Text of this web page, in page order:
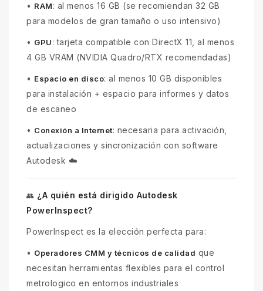
• RAM: al menos 16 GB (se recomiendan 32 GB
para modelos de gran tamaño o uso intensivo)
• GPU: tarjeta compatible con DirectX 11, al menos
4 GB VRAM (NVIDIA Quadro/RTX recomendadas)
• Espacio en disco: al menos 10 GB disponibles
para instalación + espacio para informes y datos
de escaneo
• Conexión a Internet: necesaria para activación,
actualizaciones y sincronización con software
Autodesk ☁️
👥 ¿A quién está dirigido Autodesk
PowerInspect?
PowerInspect es la elección perfecta para:
• Operadores CMM y técnicos de calidad que
necesitan herramientas flexibles para el control
metrologico en entornos industriales